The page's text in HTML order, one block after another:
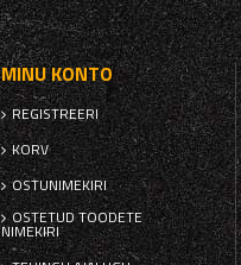
MINU KONTO
REGISTREERI
KORV
OSTUNIMEKIRI
OSTETUD TOODETE
NIMEKIRI